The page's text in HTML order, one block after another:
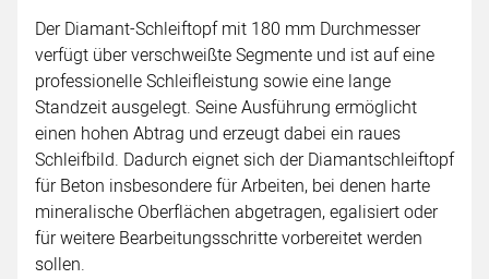
Der Diamant-Schleiftopf mit 180 mm Durchmesser
verfügt über verschweißte Segmente und ist auf eine
professionelle Schleifleistung sowie eine lange
Standzeit ausgelegt. Seine Ausführung ermöglicht
einen hohen Abtrag und erzeugt dabei ein raues
Schleifbild. Dadurch eignet sich der Diamantschleiftopf
für Beton insbesondere für Arbeiten, bei denen harte
mineralische Oberflächen abgetragen, egalisiert oder
für weitere Bearbeitungsschritte vorbereitet werden
sollen.